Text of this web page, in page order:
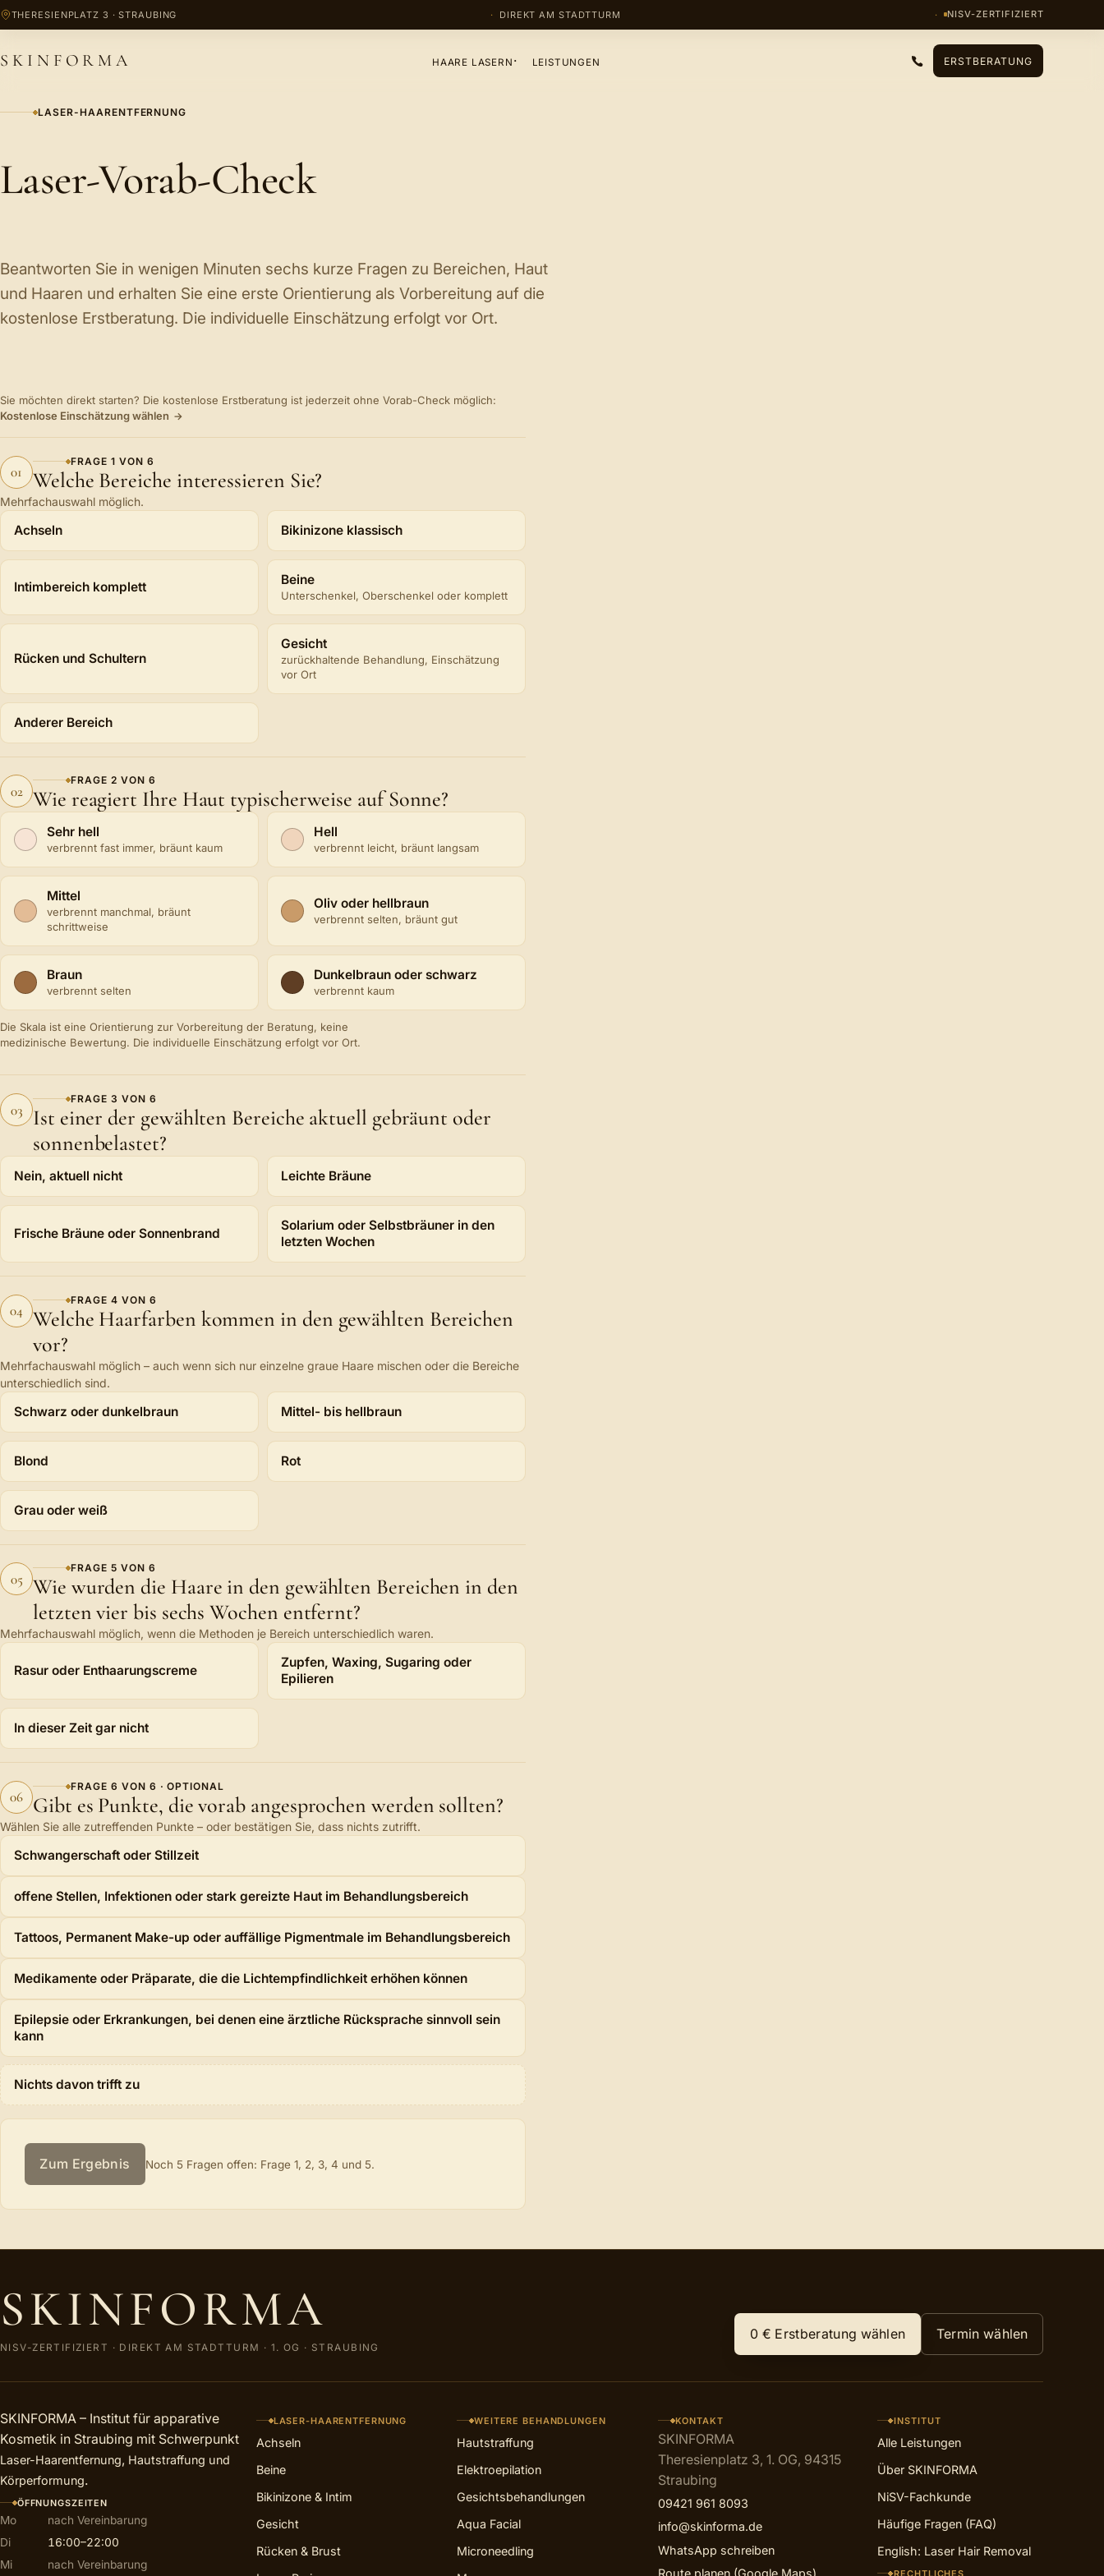
Zum Inhalt springen
THERESIENPLATZ 3 · STRAUBING DIREKT AM STADTTURM NISV-ZERTIFIZIERT
SKINFORMA HAARE LASERN LEISTUNGEN ERSTBERATUNG
LASER-HAARENTFERNUNG
Laser-Vorab-Check
Beantworten Sie in wenigen Minuten sechs kurze Fragen zu Bereichen, Haut
und Haaren und erhalten Sie eine erste Orientierung als Vorbereitung auf die
kostenlose Erstberatung. Die individuelle Einschätzung erfolgt vor Ort.
Sie möchten direkt starten? Die kostenlose Erstberatung ist jederzeit ohne Vorab-Check möglich:
Kostenlose Einschätzung wählen
01
FRAGE 1 VON 6
Welche Bereiche interessieren Sie?
Mehrfachauswahl möglich.
Welche Bereiche interessieren Sie?
Achseln Bikinizone klassisch
Intimbereich komplett Beine
Unterschenkel, Oberschenkel oder komplett
Rücken und Schultern
Gesicht
zurückhaltende Behandlung, Einschätzung
vor Ort
Anderer Bereich
02
FRAGE 2 VON 6
Wie reagiert Ihre Haut typischerweise auf Sonne?
Wie reagiert Ihre Haut typischerweise auf Sonne?
Sehr hell
verbrennt fast immer, bräunt kaum
Hell
verbrennt leicht, bräunt langsam
Mittel
verbrennt manchmal, bräunt
schrittweise
Oliv oder hellbraun
verbrennt selten, bräunt gut
Braun
verbrennt selten
Dunkelbraun oder schwarz
verbrennt kaum
Die Skala ist eine Orientierung zur Vorbereitung der Beratung, keine
medizinische Bewertung. Die individuelle Einschätzung erfolgt vor Ort.
03
FRAGE 3 VON 6
Ist einer der gewählten Bereiche aktuell gebräunt oder
sonnenbelastet?
Ist einer der gewählten Bereiche aktuell gebräunt oder sonnenbelastet?
Nein, aktuell nicht Leichte Bräune
Frische Bräune oder Sonnenbrand
Solarium oder Selbstbräuner in den
letzten Wochen
04
FRAGE 4 VON 6
Welche Haarfarben kommen in den gewählten Bereichen
vor?
Mehrfachauswahl möglich – auch wenn sich nur einzelne graue Haare mischen oder die Bereiche
unterschiedlich sind.
Welche Haarfarben kommen in den gewählten Bereichen vor?
Schwarz oder dunkelbraun Mittel- bis hellbraun
Blond Rot
Grau oder weiß
05
FRAGE 5 VON 6
Wie wurden die Haare in den gewählten Bereichen in den
letzten vier bis sechs Wochen entfernt?
Mehrfachauswahl möglich, wenn die Methoden je Bereich unterschiedlich waren.
Wie wurden die Haare in den gewählten Bereichen in den letzten vier bis sechs Wochen entfernt?
Rasur oder Enthaarungscreme
Zupfen, Waxing, Sugaring oder
Epilieren
In dieser Zeit gar nicht
06
FRAGE 6 VON 6 · OPTIONAL
Gibt es Punkte, die vorab angesprochen werden sollten?
Wählen Sie alle zutreffenden Punkte – oder bestätigen Sie, dass nichts zutrifft.
Gibt es Punkte, die vorab angesprochen werden sollten? (optional)
Schwangerschaft oder Stillzeit
offene Stellen, Infektionen oder stark gereizte Haut im Behandlungsbereich
Tattoos, Permanent Make-up oder auffällige Pigmentmale im Behandlungsbereich
Medikamente oder Präparate, die die Lichtempfindlichkeit erhöhen können
Epilepsie oder Erkrankungen, bei denen eine ärztliche Rücksprache sinnvoll sein
kann
Nichts davon trifft zu
Noch 5 Fragen offen: Frage 1, 2, 3, 4 und 5.
Zum Ergebnis
SKINFORMA
NISV-ZERTIFIZIERT · DIREKT AM STADTTURM · 1. OG · STRAUBING
0 € Erstberatung wählen Termin wählen
SKINFORMA – Institut für apparative
Kosmetik in Straubing mit Schwerpunkt
Laser-Haarentfernung, Hautstraffung und
Körperformung.
ÖFFNUNGSZEITEN
Mo
nach Vereinbarung
Di
16:00–22:00
Mi
nach Vereinbarung
LASER-HAARENTFERNUNG
Achseln
Beine
Bikinizone & Intim
Gesicht
Rücken & Brust
WEITERE BEHANDLUNGEN
Hautstraffung
Elektroepilation
Gesichtsbehandlungen
Aqua Facial
Microneedling
KONTAKT
SKINFORMA
Theresienplatz 3, 1. OG, 94315
Straubing
09421 961 8093
info@skinforma.de
WhatsApp schreiben
Route planen (Google Maps)
INSTITUT
Alle Leistungen
Über SKINFORMA
NiSV-Fachkunde
Häufige Fragen (FAQ)
English: Laser Hair Removal
RECHTLICHES